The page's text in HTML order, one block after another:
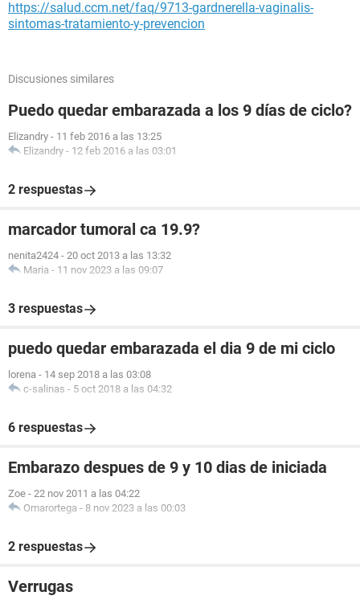
https://salud.ccm.net/faq/9713-gardnerella-vaginalis-
sintomas-tratamiento-y-prevencion
Discusiones similares
Puedo quedar embarazada a los 9 días de ciclo?
Elizandry - 11 feb 2016 a las 13:25
Elizandry - 12 feb 2016 a las 03:01
2 respuestas
marcador tumoral ca 19.9?
nenita2424 - 20 oct 2013 a las 13:32
Maria - 11 nov 2023 a las 09:07
3 respuestas
puedo quedar embarazada el dia 9 de mi ciclo
lorena - 14 sep 2018 a las 03:08
c-salinas - 5 oct 2018 a las 04:32
6 respuestas
Embarazo despues de 9 y 10 dias de iniciada
Zoe - 22 nov 2011 a las 04:22
Omarortega - 8 nov 2023 a las 00:03
2 respuestas
Verrugas